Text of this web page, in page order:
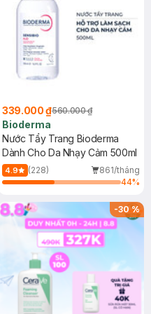
339.000 ₫560.000 ₫
Bioderma
Nước Tẩy Trang Bioderma
Dành Cho Da Nhạy Cảm 500ml
4.9 (228)
861/tháng
44%
-30%